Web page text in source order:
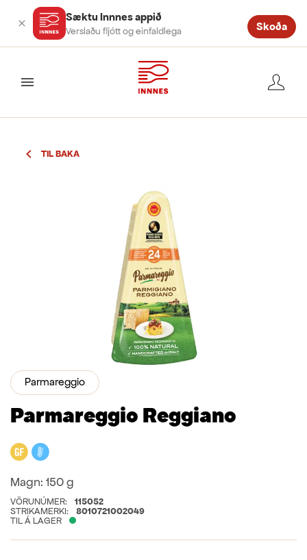
Sæktu Innnes appið
Verslaðu fljótt og einfaldlega Skoða
valmynd
TIL BAKA
Parmareggio
Parmareggio Reggiano
Glútenfrítt
Magn: 150 g
VÖRUNÚMER:
115052
STRIKAMERKI:
8010721002049
TIL Á LAGER